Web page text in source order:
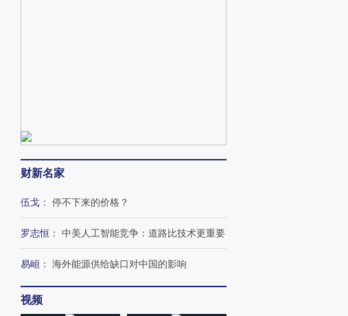
财新名家
伍戈 ： 停不下来的价格？
罗志恒 ： 中美人工智能竞争：道路比技术更重要
易峘 ： 海外能源供给缺口对中国的影响
视频